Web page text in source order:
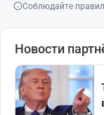
Соблюдайте